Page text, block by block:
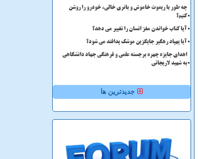
چه طور با ریموت خاموش و باتری خالی، خودرو را روشن
کنیم؟
آیا کتاب خواندن مغز انسان را تغییر می دهد؟
آیا پهپاد رهگیر جایگزین موشک پدافند می شود؟
اهدای جایزه چهره برجسته علمی و فرهنگی جهاد دانشگاهی
به شهید لاریجانی
جدیدترین ها